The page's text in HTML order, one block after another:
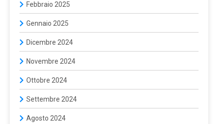
Febbraio 2025
Gennaio 2025
Dicembre 2024
Novembre 2024
Ottobre 2024
Settembre 2024
Agosto 2024